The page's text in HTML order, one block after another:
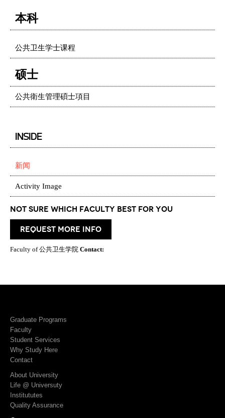
本科
公共卫生学士课程
硕士
公共衛生管理碩士項目
INSIDE
新闻
Activity Image
Not Sure which Faculty best for you
request more info
Faculty of 公共卫生学院 Contact:
Graduate Programs
Faculty
Student Services
Why Study Here
Contact
About University
Life @ Universuty
Institututes
Quality Assurance